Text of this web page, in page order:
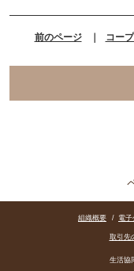
前のページ ｜ コー
組織概要 / 電子
取引先
生活協